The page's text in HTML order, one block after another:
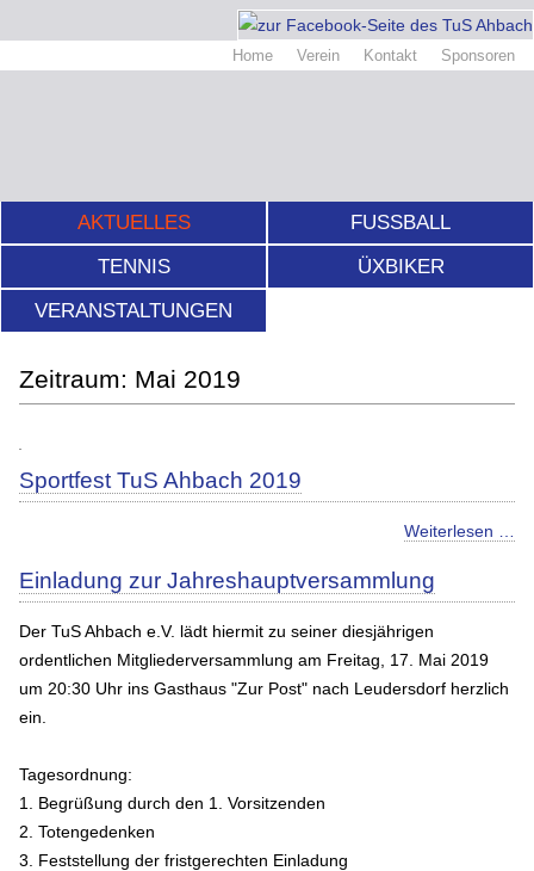
Home Verein Kontakt Sponsoren
AKTUELLES
FUSSBALL
TENNIS
ÜXBIKER
VERANSTALTUNGEN
Mai 2019
Sportfest TuS Ahbach 2019
Weiterlesen …
Einladung zur Jahreshauptversammlung
Der TuS Ahbach e.V. lädt hiermit zu seiner diesjährigen
ordentlichen Mitgliederversammlung am Freitag, 17. Mai 2019
um 20:30 Uhr ins Gasthaus "Zur Post" nach Leudersdorf herzlich
ein.
Tagesordnung:
1. Begrüßung durch den 1. Vorsitzenden
2. Totengedenken
3. Feststellung der fristgerechten Einladung